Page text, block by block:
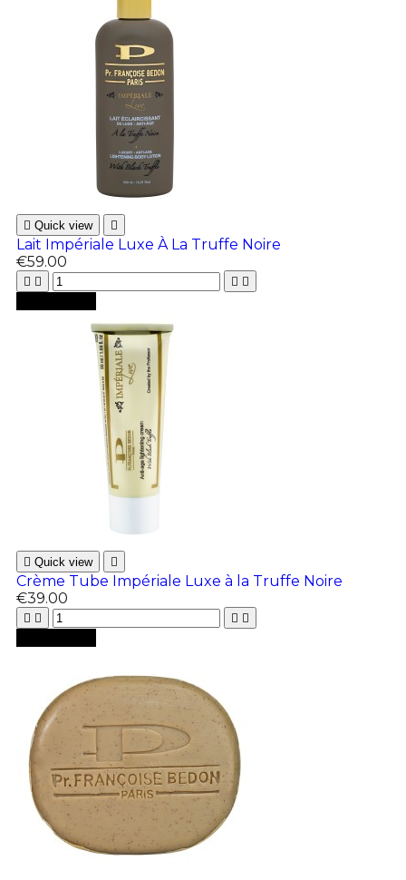
 Quick view 
Lait Impériale Luxe À La Truffe Noire
€59.00
   
 Quick view 
Crème Tube Impériale Luxe à la Truffe Noire
€39.00
   